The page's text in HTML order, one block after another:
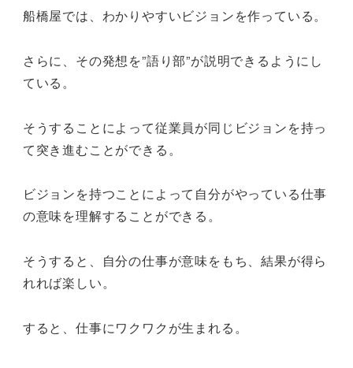
船橋屋では、わかりやすいビジョンを作っている。
さらに、その発想を”語り部”が説明できるようにし
ている。
そうすることによって従業員が同じビジョンを持っ
て突き進むことができる。
ビジョンを持つことによって自分がやっている仕事
の意味を理解することができる。
そうすると、自分の仕事が意味をもち、結果が得ら
れれば楽しい。
すると、仕事にワクワクが生まれる。